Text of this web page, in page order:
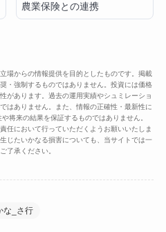
農業保険との連携
場からの情報提供を目的としたものです。掲載
・強制するものではありません。投資には価格
があります。過去の運用実績やシュミレーショ
はありません。また、情報の正確性・最新性に
将来の結果を保証するものではありません。
任において行っていただくようお願いいたしま
じたいかなる損害についても、当サイトでは一
了承ください。
な_さ行